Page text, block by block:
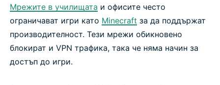
Мрежите в училищата и офисите често
ограничават игри като Minecraft за да поддържат
производителност. Тези мрежи обикновено
блокират и VPN трафика, така че няма начин за
достъп до игри.